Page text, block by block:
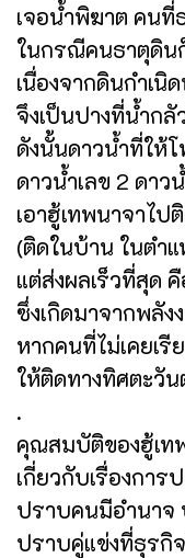
เจอน้ำพิฆาต คนที่
ในกรณีคนธาตุดิน
เนื่องจากดินกำเนิ
จึงเป็นปางที่น้ำกลั
ดังนั้นดาวน้ำที่ให้
ดาวน้ำเลข 2 ดาว
เอาฮู้เทพนาจาไป
(ติดในบ้าน ในตำ
แต่ส่งผลเร็วที่สุด
ซึ่งเกิดมาจากพลัง
หากคนที่ไม่เคยเ
ให้ติดทางทิศตะวัน
.
คุณสมบัติของฮู้เท
เกี่ยวกับเรื่องการ
ปราบคนมีอำนาจ
ปราบคู่แข่งที่ธุรกิ